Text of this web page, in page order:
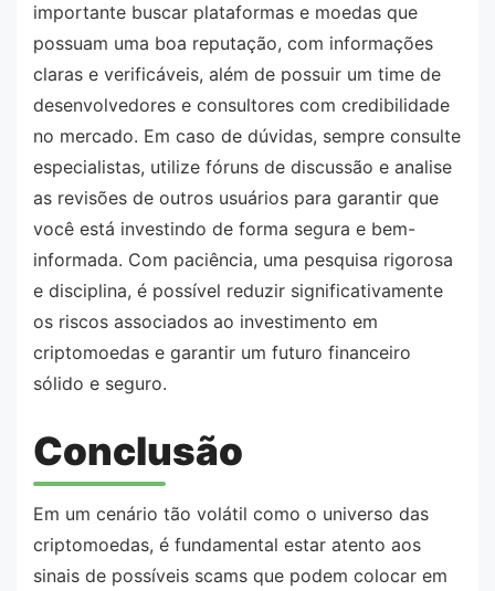
importante buscar plataformas e moedas que
possuam uma boa reputação, com informações
claras e verificáveis, além de possuir um time de
desenvolvedores e consultores com credibilidade
no mercado. Em caso de dúvidas, sempre consulte
especialistas, utilize fóruns de discussão e analise
as revisões de outros usuários para garantir que
você está investindo de forma segura e bem-
informada. Com paciência, uma pesquisa rigorosa
e disciplina, é possível reduzir significativamente
os riscos associados ao investimento em
criptomoedas e garantir um futuro financeiro
sólido e seguro.
Conclusão
Em um cenário tão volátil como o universo das
criptomoedas, é fundamental estar atento aos
sinais de possíveis scams que podem colocar em